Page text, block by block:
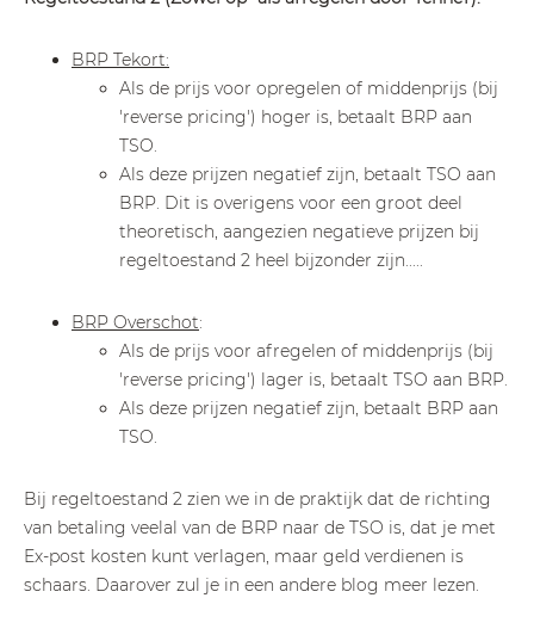
BRP Tekort:
Als de prijs voor opregelen of middenprijs (bij
'reverse pricing') hoger is, betaalt BRP aan
TSO.
Als deze prijzen negatief zijn, betaalt TSO aan
BRP. Dit is overigens voor een groot deel
theoretisch, aangezien negatieve prijzen bij
regeltoestand 2 heel bijzonder zijn.....
BRP Overschot:
Als de prijs voor afregelen of middenprijs (bij
'reverse pricing') lager is, betaalt TSO aan BRP.
Als deze prijzen negatief zijn, betaalt BRP aan
TSO.
Bij regeltoestand 2 zien we in de praktijk dat de richting
van betaling veelal van de BRP naar de TSO is, dat je met
Ex-post kosten kunt verlagen, maar geld verdienen is
schaars. Daarover zul je in een andere blog meer lezen.